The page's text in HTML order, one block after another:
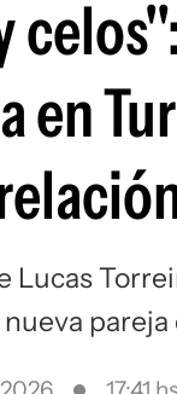
en
Lucas
nueva